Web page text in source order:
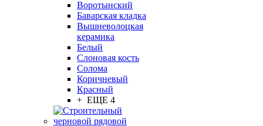
Воротынский
Баварская кладка
Вышневолоцкая
керамика
Белый
Слоновая кость
Солома
Коричневый
Красный
+ ЕЩЕ 4